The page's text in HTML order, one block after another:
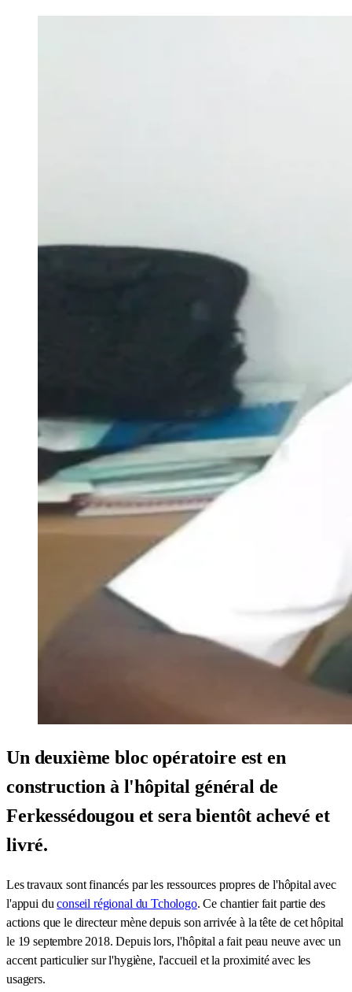
Un deuxième bloc opératoire est en
construction à l'hôpital général de
Ferkessédougou et sera bientôt achevé et
livré.
Les travaux sont financés par les ressources propres de l'hôpital avec
l'appui duconseil régional du Tchologo. Ce chantier fait partie des
actions que le directeur mène depuis son arrivée à la tête de cet hôpital
le 19 septembre 2018. Depuis lors, l'hôpital a fait peau neuve avec un
accent particulier sur l'hygiène, l'accueil et la proximité avec les
usagers.